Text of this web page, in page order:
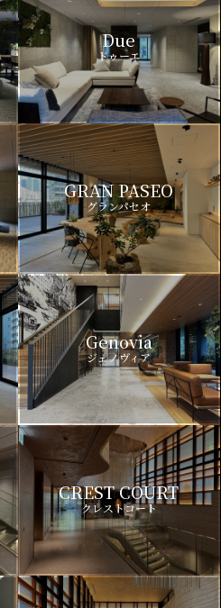
Due
ドゥーエ
GRAN PASEO
グランパセオ
Genovia
ジェノヴィア
CREST COURT
クレストコート